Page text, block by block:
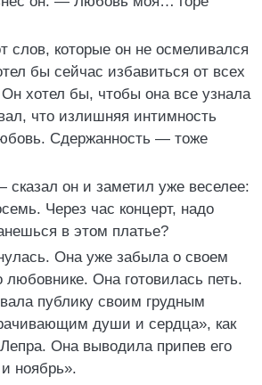
слов, которые он не осмеливался
бы сейчас избавиться от всех
хотел бы, чтобы она все узнала
что излишняя интимность
Сдержанность — тоже
он и заметил уже веселее:
Через час концерт, надо
в этом платье?
Она уже забыла о своем
Она готовилась петь.
публику своим грудным
души и сердца», как
Она выводила припев его
ноябрь».